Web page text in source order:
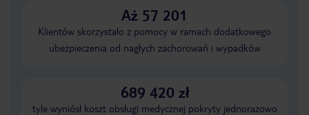
Aż 57 201
Klientów skorzystało z pomocy w ramach dodatkowego
ubezpieczenia od nagłych zachorowań i wypadków
689 420 zł
tyle wyniósł koszt obsługi medycznej pokryty jednorazowo